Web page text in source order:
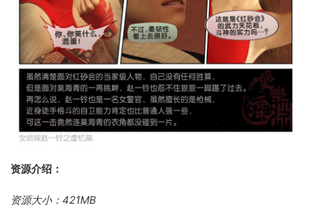
资源介绍：
资源大小：421MB